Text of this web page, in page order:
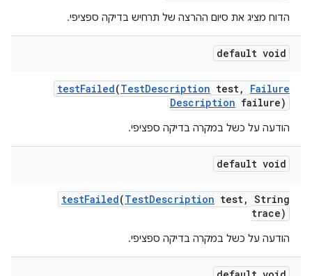
הדוח מציג את סיום ההרצה של תרחיש בדיקה ספציפי.
default void
testFailed(TestDescription test,
Failure
Description failure)
הודעה על כשל במקרה בדיקה ספציפי.
default void
testFailed(TestDescription test, String
trace)
הודעה על כשל במקרה בדיקה ספציפי.